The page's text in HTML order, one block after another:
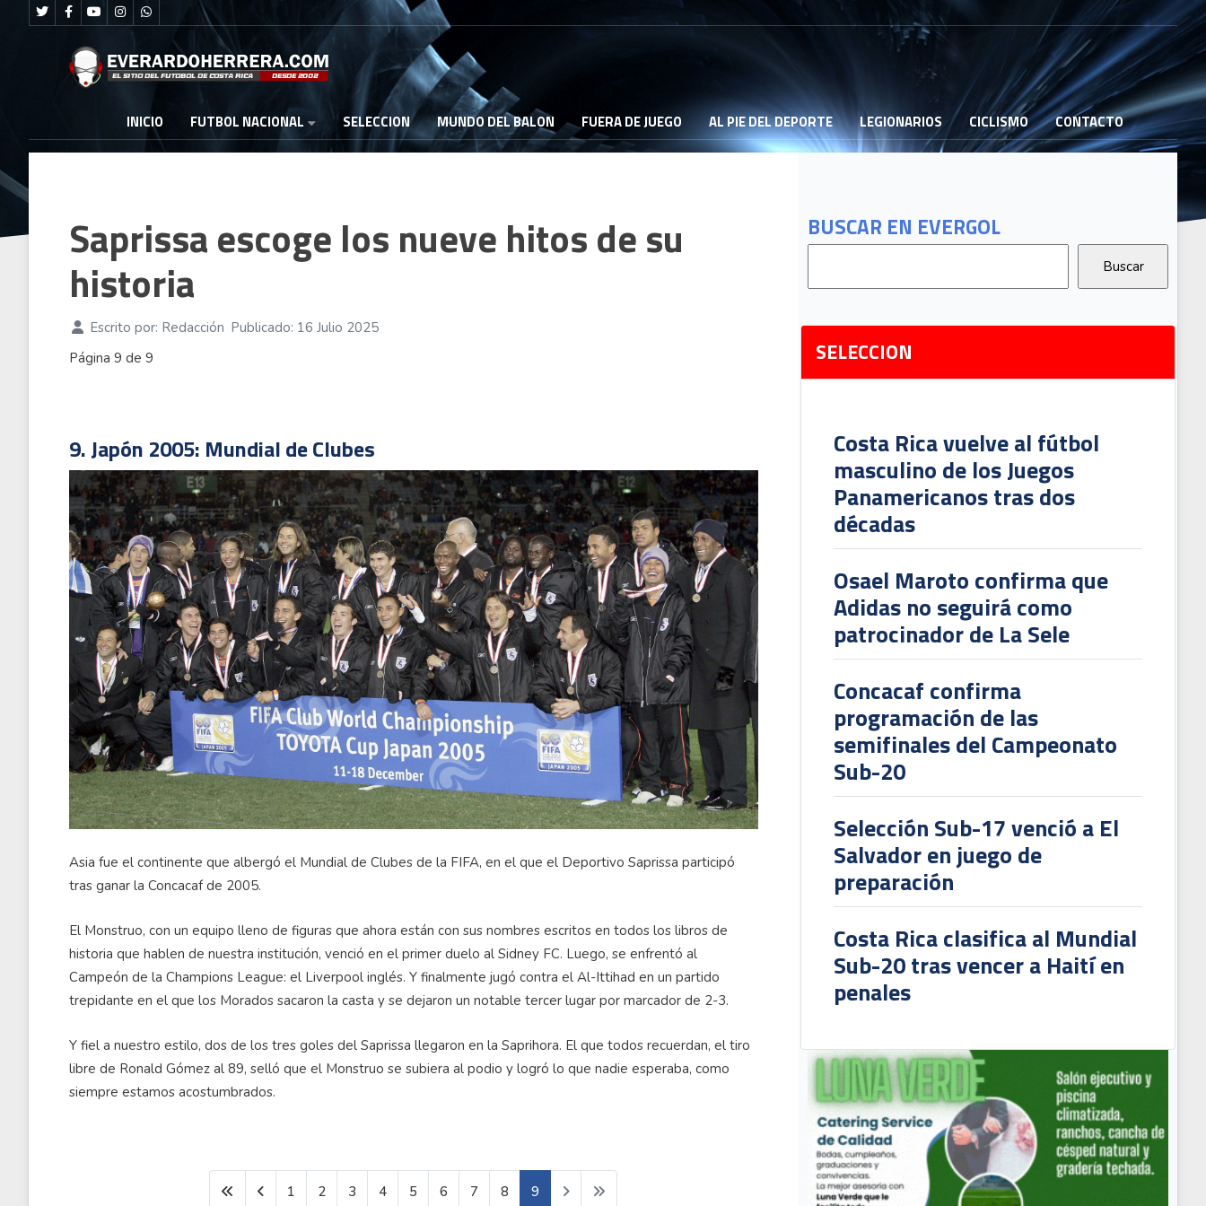
INICIO FUTBOL NACIONAL SELECCION MUNDO DEL BALON FUERA DE JUEGO AL PIE DEL DEPORTE LEGIONARIOS CICLISMO CONTACTO
BUSCAR EN EVERGOL
SELECCION
Costa Rica vuelve al fútbol
masculino de los Juegos
Panamericanos tras dos
décadas
Osael Maroto confirma que
Adidas no seguirá como
patrocinador de La Sele
Concacaf confirma
programación de las
semifinales del Campeonato
Sub-20
Selección Sub-17 venció a El
Salvador en juego de
preparación
Costa Rica clasifica al Mundial
Sub-20 tras vencer a Haití en
penales
Saprissa escoge los nueve hitos de su
historia
Escrito por: Redacción Publicado: 16 Julio 2025
Página 9 de 9
9. Japón 2005: Mundial de Clubes
Asia fue el continente que albergó el Mundial de Clubes de la FIFA, en el que el Deportivo Saprissa participó
tras ganar la Concacaf de 2005.
El Monstruo, con un equipo lleno de figuras que ahora están con sus nombres escritos en todos los libros de
historia que hablen de nuestra institución, venció en el primer duelo al Sidney FC. Luego, se enfrentó al
Campeón de la Champions League: el Liverpool inglés. Y finalmente jugó contra el Al-Ittihad en un partido
trepidante en el que los Morados sacaron la casta y se dejaron un notable tercer lugar por marcador de 2-3.
Y fiel a nuestro estilo, dos de los tres goles del Saprissa llegaron en la Saprihora. El que todos recuerdan, el tiro
libre de Ronald Gómez al 89, selló que el Monstruo se subiera al podio y logró lo que nadie esperaba, como
siempre estamos acostumbrados.
1 2 3 4 5 6 7 8 9